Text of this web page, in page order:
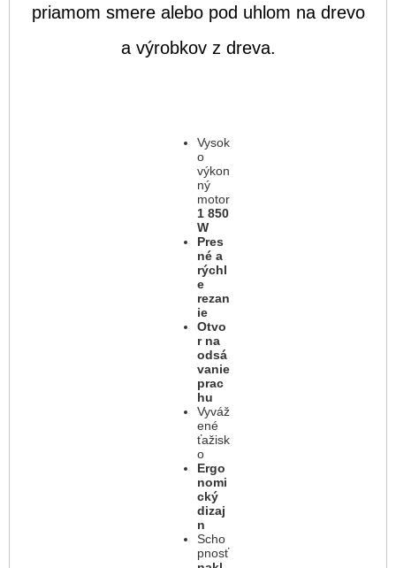
priamom smere alebo pod uhlom na drevo
a výrobkov z dreva.
Vysok
o
výkon
ný
motor
1 850
W
Pres
né a
rýchl
e
rezan
ie
Otvo
r na
odsá
vanie
prac
hu
Vyváž
ené
ťažisk
o
Ergo
nomi
cký
dizaj
n
Scho
pnosť